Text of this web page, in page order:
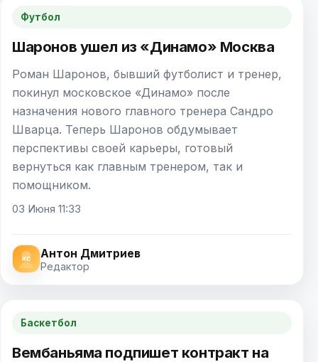
Футбол
Шаронов ушел из «Динамо» Москва
Роман Шаронов, бывший футболист и тренер,
покинул московское «Динамо» после
назначения нового главного тренера Сандро
Шварца. Теперь Шаронов обдумывает
перспективы своей карьеры, готовый
вернуться как главным тренером, так и
помощником.
03 Июня 11:33
Антон Дмитриев
Редактор
Баскетбол
Вембаньяма подпишет контракт на